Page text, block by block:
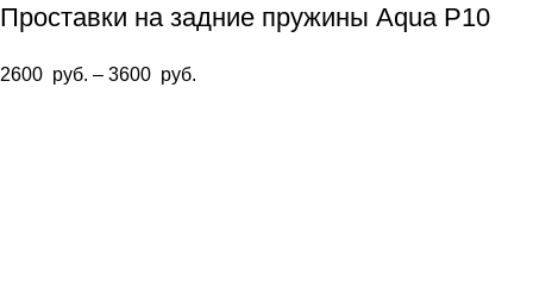
Проставки на задние пружины Aqua P10
2600 руб. – 3600 руб.